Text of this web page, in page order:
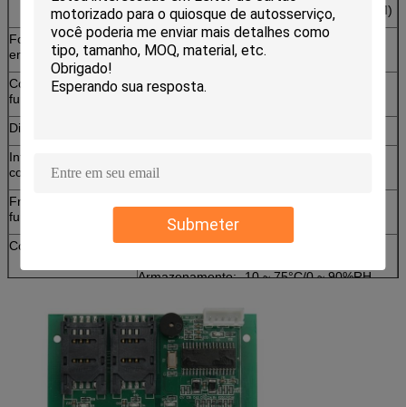
Submeter
ISO7816 T=0,T=1 cartão SAM (2 slots SAM)
Fornecimento de
energia
DC 5V ± 5%
Corrente de
funcionamento
< 150 mA
Distância de leitura
Interface de
comunicação
Frequência de
funcionamento
Condições ambientaisFunção: 0 ~ 50°C/0 ~ 90%RH (não
Armazenamento: -10 ~ 75°C/0 ~ 90%RH
Cerca de 100 g